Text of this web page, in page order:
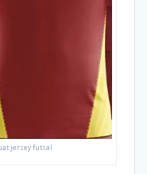
jersey futsal